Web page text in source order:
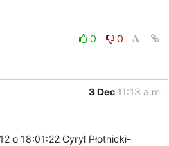
0
0
3 Dec 11:13 a.m.
o 18:01:22 Cyryl Płotnicki-